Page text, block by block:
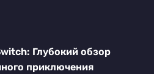
Глубокий обзор
приключения